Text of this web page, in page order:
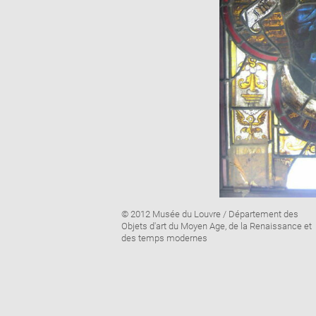
Image
caption:
© 2012 Musée du Louvre / Département des
Objets d'art du Moyen Age, de la Renaissance et
des temps modernes